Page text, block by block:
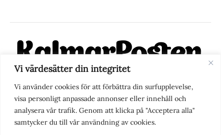
Vi värdesätter din integritet
Vi använder cookies för att förbättra din surfupplevelse,
visa personligt anpassade annonser eller innehåll och
analysera vår trafik. Genom att klicka på "Acceptera alla"
samtycker du till vår användning av cookies.
KalmarPosten är en modern lokalnyhetstidning på nätet. Med
fokus på Kalmarregionen, men också med blick för det större
perspektivet, vill vi vara din självklara kanal för nyheter,
berättelser och engagemang. KalmarPosten grundades 1988 och
fick nya ägare 2025.